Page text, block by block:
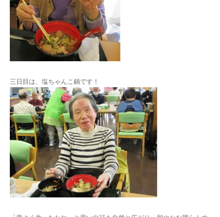
三日目は、塩ちゃんこ鍋です！